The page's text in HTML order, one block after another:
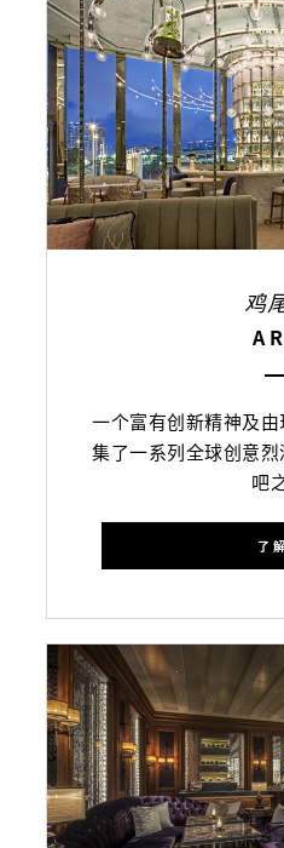
鸡
一个富有创新精神及
集了一系列全球创意
吧
了